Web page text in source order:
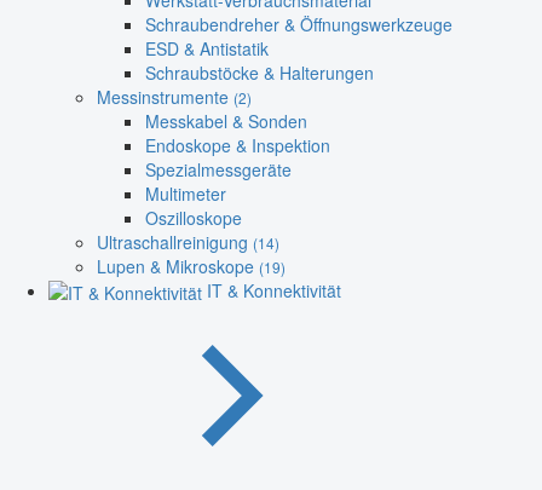
Schraubendreher & Öffnungswerkzeuge
ESD & Antistatik
Schraubstöcke & Halterungen
Messinstrumente (2)
Messkabel & Sonden
Endoskope & Inspektion
Spezialmessgeräte
Multimeter
Oszilloskope
Ultraschallreinigung (14)
Lupen & Mikroskope (19)
IT & Konnektivität